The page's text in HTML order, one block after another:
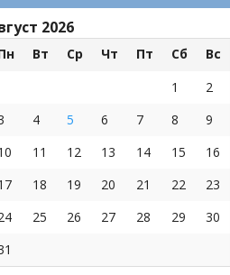
2026
Вт Ср Чт Пт Сб
Вс
1
2
4 5 6 7 8
9
11 12 13 14 15
16
18 19 20 21 22
23
25 26 27 28 29
30